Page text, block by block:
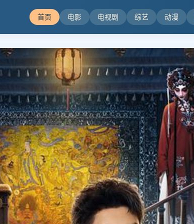
首页 电影 电视剧 综艺 动漫